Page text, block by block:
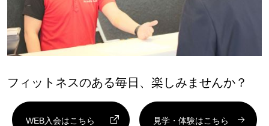
フィットネスのある毎日、楽しみませんか？
WEB入会はこちら 見学・体験はこちら